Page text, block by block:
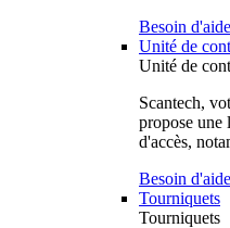
Besoin
Unité de
Unité de
Scantech,
propose une
d'accès,
Besoin
Tourniquets
Tourniquets